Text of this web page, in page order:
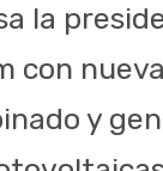
la
con
y